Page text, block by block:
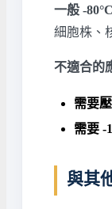
一般 -
細胞株、
不適合的
需要
需要 -
與其